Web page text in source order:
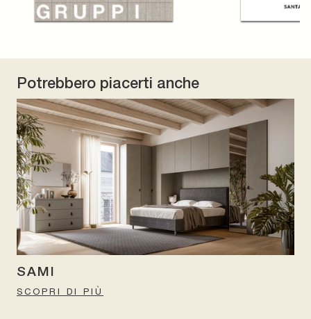
Potrebbero piacerti anche
SAMI
SCOPRI DI PIÙ